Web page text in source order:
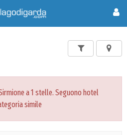
a 1 stelle. Seguono hotel
simile